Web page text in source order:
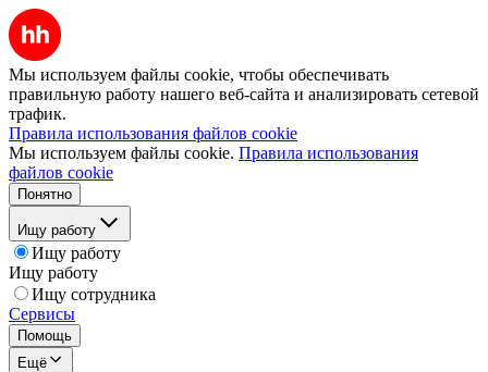
Мы используем файлы cookie, чтобы обеспечивать
правильную работу нашего веб-сайта и анализировать сетевой
трафик.
Правила использования файлов cookie
Мы используем файлы cookie. Правила использования
файлов cookie
Понятно
Ищу работу
Ищу работу
Ищу работу
Ищу сотрудника
Сервисы
Помощь
Ещё